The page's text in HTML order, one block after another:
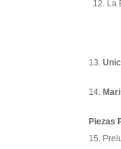
12. La
13.
14.
Piezas
15.